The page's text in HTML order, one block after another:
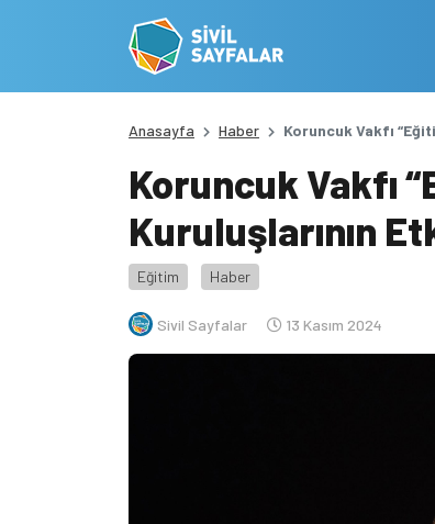
Anasayfa Haber Koruncuk Vakfı
Koruncuk Vakfı
Kuruluşlarının
Eğitim Haber
Sivil Sayfalar 13 Kasım 2024